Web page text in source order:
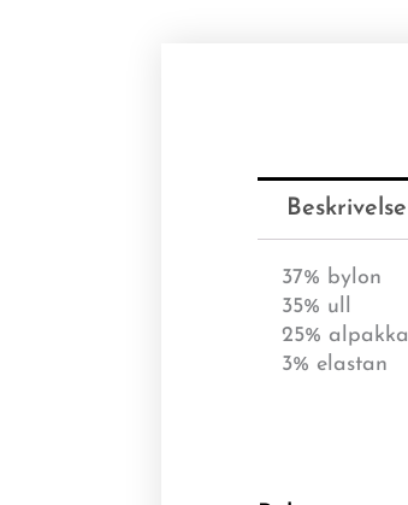
Beskrivelse
37% bylon
35% ull
25% alpakka
3% elastan